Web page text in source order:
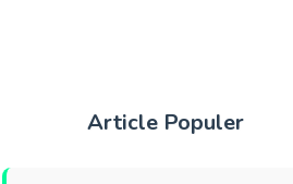
Article Populer